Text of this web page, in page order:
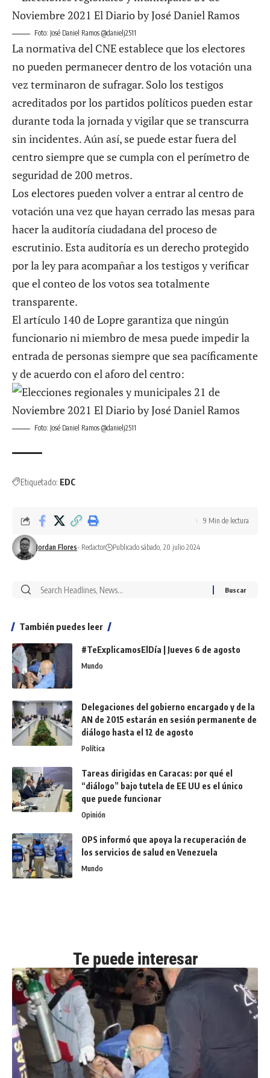
Foto: José Daniel Ramos @danielj2511
La normativa del CNE establece que los electores
no pueden permanecer dentro de los votación una
vez terminaron de sufragar. Solo los testigos
acreditados por los partidos políticos pueden estar
durante toda la jornada y vigilar que se transcurra
sin incidentes. Aún así, se puede estar fuera del
centro siempre que se cumpla con el perímetro de
seguridad de 200 metros.
Los electores pueden volver a entrar al centro de
votación una vez que hayan cerrado las mesas para
hacer la auditoría ciudadana del proceso de
escrutinio. Esta auditoría es un derecho protegido
por la ley para acompañar a los testigos y verificar
que el conteo de los votos sea totalmente
transparente.
El artículo 140 de Lopre garantiza que ningún
funcionario ni miembro de mesa puede impedir la
entrada de personas siempre que sea pacíficamente
y de acuerdo con el aforo del centro:
Foto: José Daniel Ramos @danielj2511
Etiquetado: EDC
Jordan Flores- Redactor Publicado sábado, 20 julio 2024
9 Min de lectura
También puedes leer
#TeExplicamosElDía | Jueves 6 de agosto
Mundo
Delegaciones del gobierno encargado y de la
AN de 2015 estarán en sesión permanente de
diálogo hasta el 12 de agosto
Política
Tareas dirigidas en Caracas: por qué el
“diálogo” bajo tutela de EE UU es el único
que puede funcionar
Opinión
OPS informó que apoya la recuperación de
los servicios de salud en Venezuela
Mundo
Te puede interesar